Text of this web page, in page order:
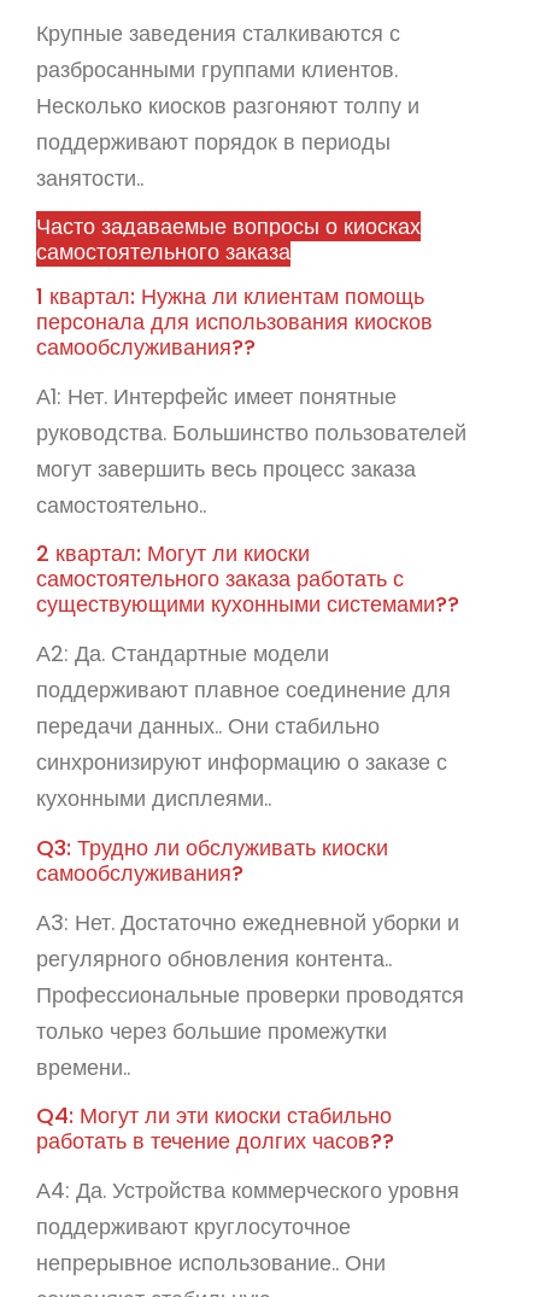
Крупные заведения сталкиваются с
разбросанными группами клиентов.
Несколько киосков разгоняют толпу и
поддерживают порядок в периоды
занятости..
Часто задаваемые вопросы о киосках
самостоятельного заказа
1 квартал: Нужна ли клиентам помощь
персонала для использования киосков
самообслуживания??
А1: Нет. Интерфейс имеет понятные
руководства. Большинство пользователей
могут завершить весь процесс заказа
самостоятельно..
2 квартал: Могут ли киоски
самостоятельного заказа работать с
существующими кухонными системами??
А2: Да. Стандартные модели
поддерживают плавное соединение для
передачи данных.. Они стабильно
синхронизируют информацию о заказе с
кухонными дисплеями..
Q3: Трудно ли обслуживать киоски
самообслуживания?
А3: Нет. Достаточно ежедневной уборки и
регулярного обновления контента..
Профессиональные проверки проводятся
только через большие промежутки
времени..
Q4: Могут ли эти киоски стабильно
работать в течение долгих часов??
А4: Да. Устройства коммерческого уровня
поддерживают круглосуточное
непрерывное использование.. Они